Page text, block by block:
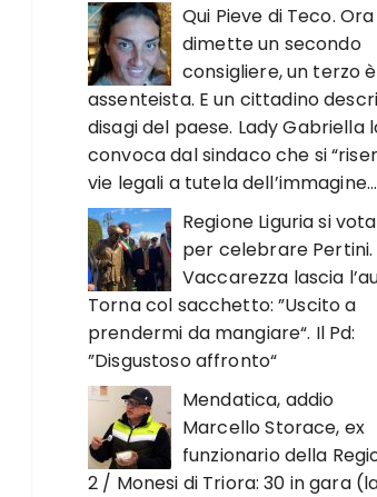
Qui Pieve di Teco. Ora
dimette un secondo
consigliere, un terzo è
assenteista. E un cittadino
disagi del paese. Lady Gabriella
convoca dal sindaco che si
vie legali a tutela
Regione Liguria si vota
per celebrare Pertini.
Vaccarezza lascia
Torna col sacchetto: ”Uscito a
prendermi da mangiare“. Il Pd:
”Disgustoso affronto“
Mendatica, addio
Marcello Storace, ex
funzionario della
2 / Monesi di Triora: 30 in gara